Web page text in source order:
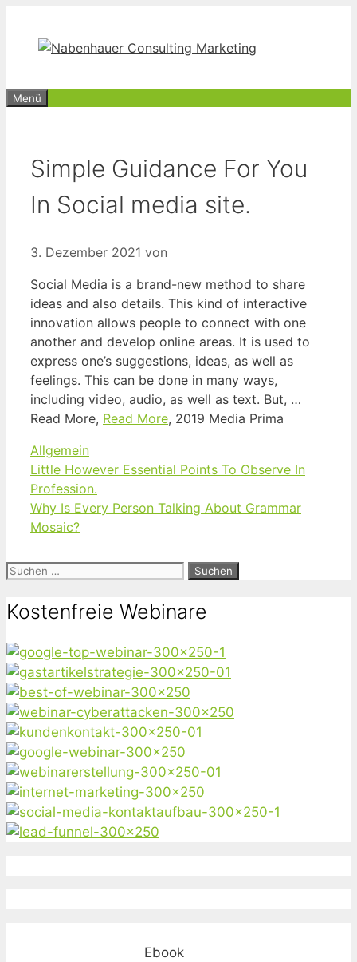
springen
Menü
Simple Guidance For You
In Social media site.
3. Dezember 2021 von
Social Media is a brand-new method to share
ideas and also details. This kind of interactive
innovation allows people to connect with one
another and develop online areas. It is used to
express one’s suggestions, ideas, as well as
feelings. This can be done in many ways,
including video, audio, as well as text. But, …
Read More, Read More, 2019 Media Prima
Kategorien
Allgemein
Little However Essential Points To Observe In
Profession.
Why Is Every Person Talking About Grammar
Mosaic?
Suchen
Kostenfreie Webinare
Ebook